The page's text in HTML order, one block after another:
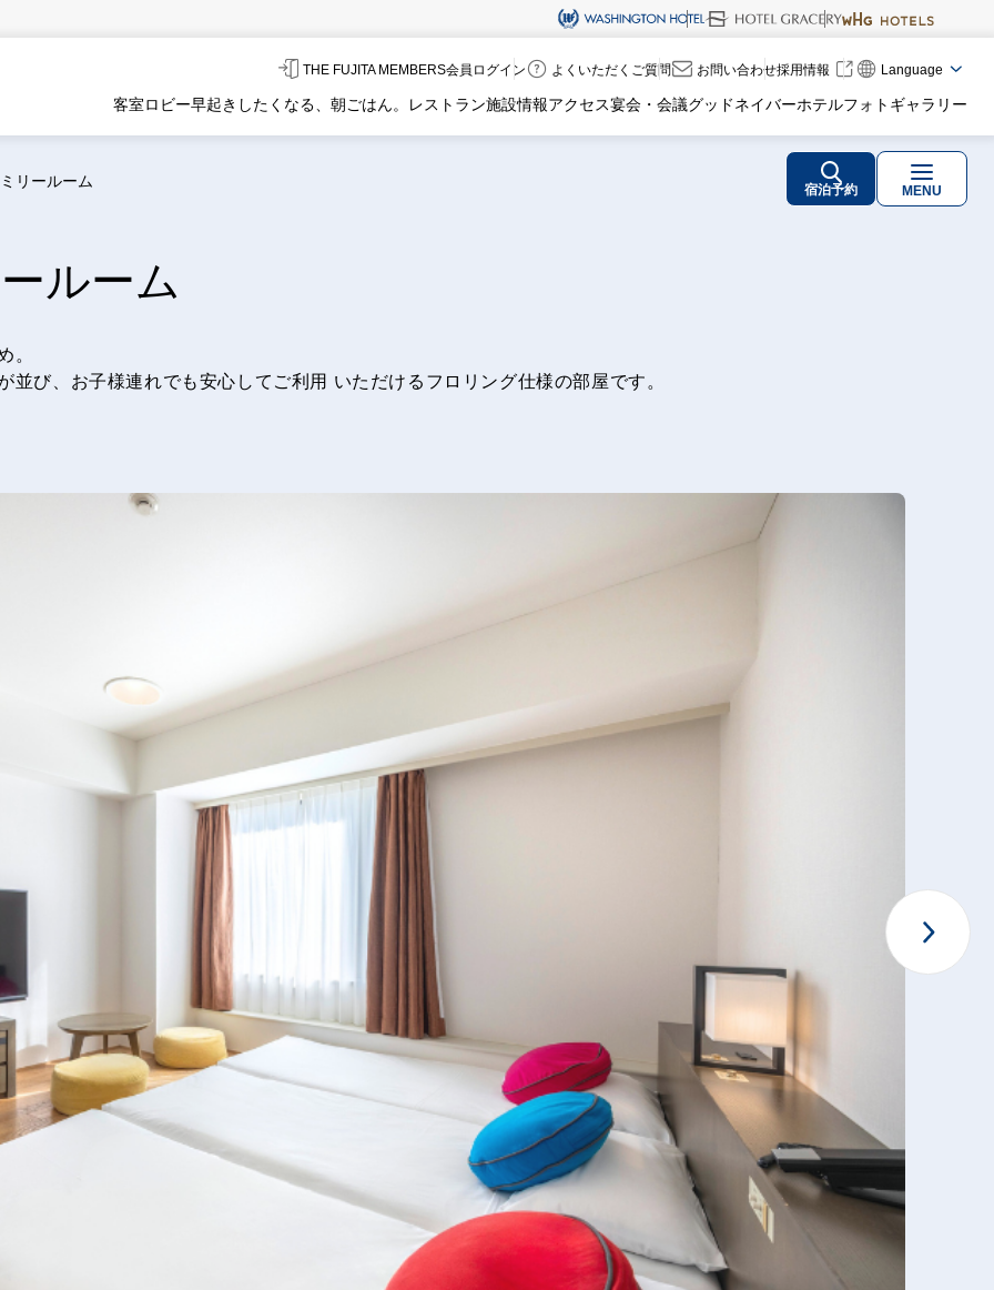
THE FUJITA MEMBERS会員ログイン よくいただくご質問 お問い合わせ採用情報 Language
客室ロビー早起きしたくなる、朝ごはん。 レストラン施設情報アクセス宴会・会議グッドネイバーホテルフォトギャラリー
宿泊予約 MENU
リールーム
ルーム
。
び、お子様連れでも安心してご利用 いただけるフロリング仕様の部屋です。